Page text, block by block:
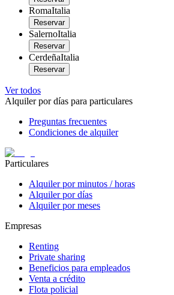
RomaItalia
Reservar
SalernoItalia
Reservar
CerdeñaItalia
Reservar
Ver todos
Alquiler por días para particulares
Preguntas frecuentes
Condiciones de alquiler
Particulares
Alquiler por minutos / horas
Alquiler por días
Alquiler por meses
Empresas
Renting
Private sharing
Beneficios para empleados
Venta a crédito
Flota policial